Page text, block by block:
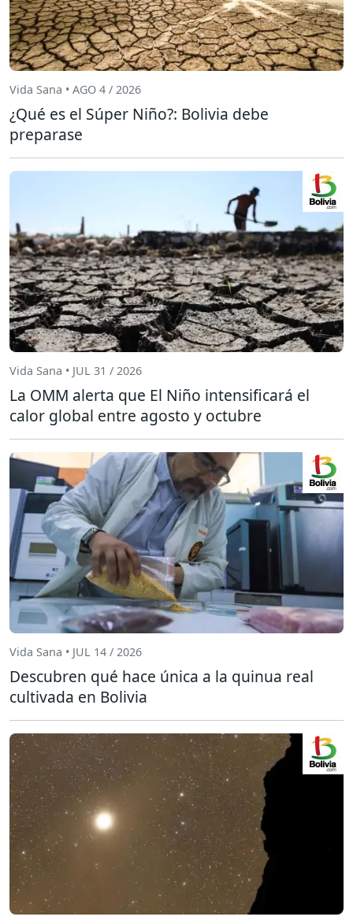
Vida Sana • AGO 4 / 2026
¿Qué es el Súper Niño?: Bolivia debe
preparase
Vida Sana • JUL 31 / 2026
La OMM alerta que El Niño intensificará el
calor global entre agosto y octubre
Vida Sana • JUL 14 / 2026
Descubren qué hace única a la quinua real
cultivada en Bolivia